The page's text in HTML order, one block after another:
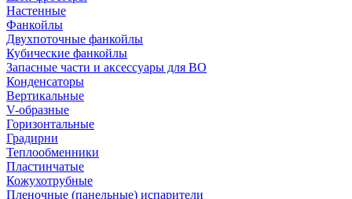
Настенные
Фанкойлы
Двухпоточные фанкойлы
Кубические фанкойлы
Запасные части и аксессуары для ВО
Конденсаторы
Вертикальные
V-образные
Горизонтальные
Градирни
Теплообменники
Пластинчатые
Кожухотрубные
Пленочные (панельные) испарители